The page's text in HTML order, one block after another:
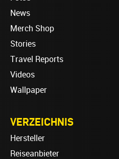
News
Merch Shop
Stories
Travel Reports
Videos
Wallpaper
VERZEICHNIS
Hersteller
Reiseanbieter